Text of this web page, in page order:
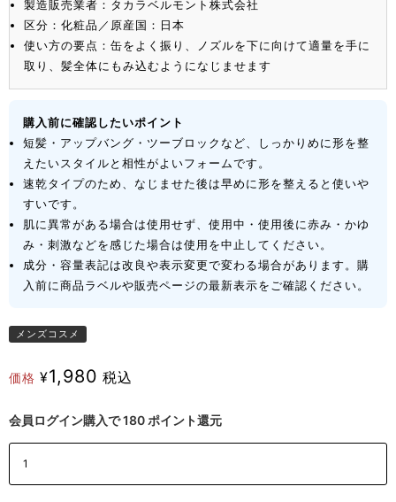
製造販売業者：タカラベルモント株式会社
区分：化粧品／原産国：日本
使い方の要点：缶をよく振り、ノズルを下に向けて適量を手に
取り、髪全体にもみ込むようになじませます
購入前に確認したいポイント
短髪・アップバング・ツーブロックなど、しっかりめに形を整
えたいスタイルと相性がよいフォームです。
速乾タイプのため、なじませた後は早めに形を整えると使いや
すいです。
肌に異常がある場合は使用せず、使用中・使用後に赤み・かゆ
み・刺激などを感じた場合は使用を中止してください。
成分・容量表記は改良や表示変更で変わる場合があります。購
入前に商品ラベルや販売ページの最新表示をご確認ください。
メンズコスメ
価格 ¥1,980 税込
会員ログイン購入で180 ポイント還元